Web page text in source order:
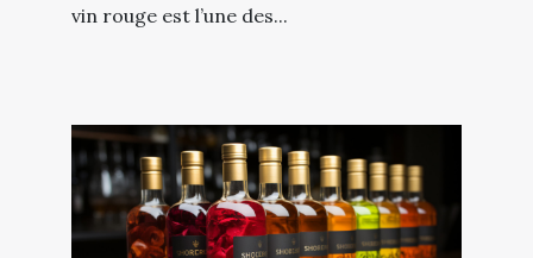
vin rouge est l’une des...